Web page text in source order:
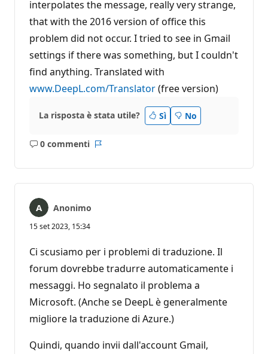
interpolates the message, really very strange,
that with the 2016 version of office this
problem did not occur. I tried to see in Gmail
settings if there was something, but I couldn't
find anything. Translated with
www.DeepL.com/Translator(free version)
La risposta è stata utile? Sì No
0 commenti
Nessun
Anonimo
15 set 2023, 15:34
Ci scusiamo per i problemi di traduzione. Il
forum dovrebbe tradurre automaticamente i
messaggi. Ho segnalato il problema a
Microsoft. (Anche se DeepL è generalmente
migliore la traduzione di Azure.)
Quindi, quando invii dall'account Gmail,